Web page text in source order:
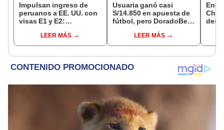
Impulsan ingreso de
peruanos a EE. UU. con
visas E1 y E2:
pymes serían los más
beneficiados
LEER MÁS
Usuaria ganó casi
S/14.850 en apuesta de
fútbol, pero DoradoBet
Indecopi multó a la
empresa con más de S/
LEER MÁS